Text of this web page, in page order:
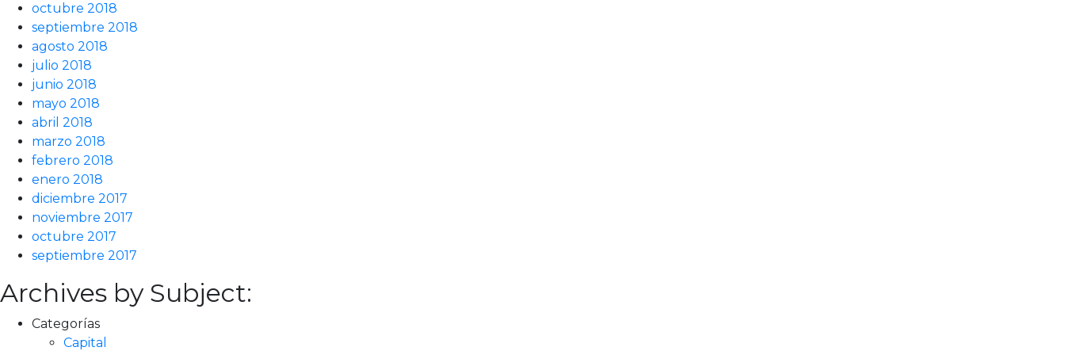
octubre 2018
septiembre 2018
agosto 2018
julio 2018
junio 2018
mayo 2018
abril 2018
marzo 2018
febrero 2018
enero 2018
diciembre 2017
noviembre 2017
octubre 2017
septiembre 2017
Archives by Subject:
Categorías
Capital